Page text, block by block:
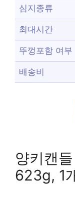
심지종류
최대시간
뚜껑포함 여부
배송비
양키캔
623g, 1